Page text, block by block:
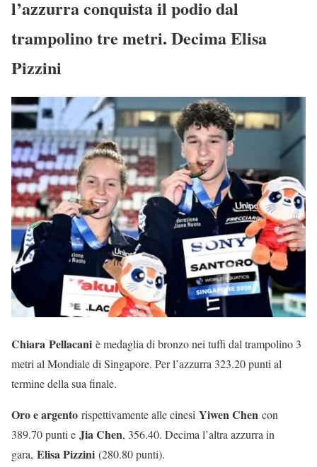
l’azzurra conquista il podio dal
trampolino tre metri. Decima Elisa
Pizzini
Chiara Pellacani è medaglia di bronzo nei tuffi dal trampolino 3
metri al Mondiale di Singapore. Per l’azzurra 323.20 punti al
termine della sua finale.
Oro e argento rispettivamente alle cinesi Yiwen Chen con
389.70 punti e Jia Chen, 356.40. Decima l’altra azzurra in
gara, Elisa Pizzini (280.80 punti).